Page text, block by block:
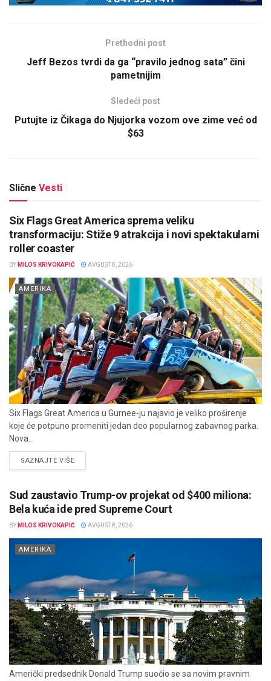
Prethodni post
Jeff Bezos tvrdi da ga “pravilo jednog sata” čini
pametnijim
Sledeći post
Putujte iz Čikaga do Njujorka vozom ove zime već od
$63
Slične Vesti
Six Flags Great America sprema veliku
transformaciju: Stiže 9 atrakcija i novi spektakularni
roller coaster
BY MILOS KRIVOKAPIĆ AVGUST 8, 2026
AMERIKA
Six Flags Great America u Gurnee-ju najavio je veliko proširenje
koje će potpuno promeniti jedan deo popularnog zabavnog parka.
Nova...
SAZNAJTE VIŠEDETAILS
Sud zaustavio Trump-ov projekat od $400 miliona:
Bela kuća ide pred Supreme Court
BY MILOS KRIVOKAPIĆ AVGUST 8, 2026
AMERIKA
Američki predsednik Donald Trump suočio se sa novim pravnim